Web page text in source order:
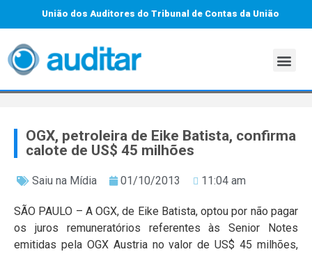
União dos Auditores do Tribunal de Contas da União
OGX, petroleira de Eike Batista, confirma
calote de US$ 45 milhões
Saiu na Mídia 01/10/2013 11:04 am
SÃO PAULO – A OGX, de Eike Batista, optou por não pagar
os juros remuneratórios referentes às Senior Notes
emitidas pela OGX Austria no valor de US$ 45 milhões,